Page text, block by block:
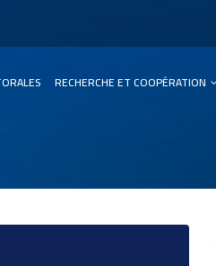
RECHERCHE ET COOPÉRATION